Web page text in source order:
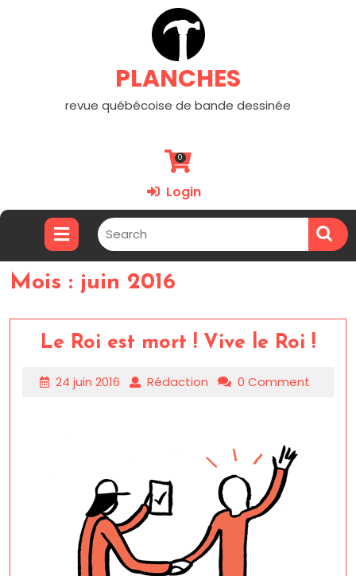
PLANCHES
revue québécoise de bande dessinée
0
Login
Mois : juin 2016
Le Roi est mort ! Vive le Roi !
24 juin 2016 Rédaction 0 Comment